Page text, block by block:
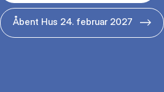
Åbent Hus 24. februar 2027